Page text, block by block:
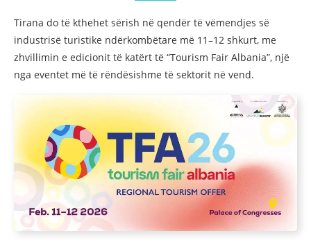
Tirana do të kthehet sërish në qendër të vëmendjes së
industrisë turistike ndërkombëtare më 11–12 shkurt, me
zhvillimin e edicionit të katërt të “Tourism Fair Albania”, një
nga eventet më të rëndësishme të sektorit në vend.